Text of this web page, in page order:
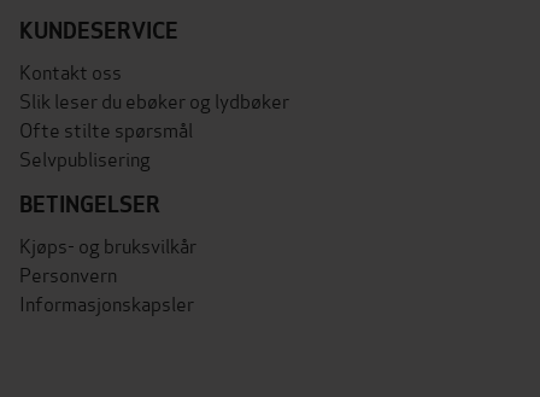
KUNDESERVICE
Kontakt oss
Slik leser du ebøker og lydbøker
Ofte stilte spørsmål
Selvpublisering
BETINGELSER
Kjøps- og bruksvilkår
Personvern
Informasjonskapsler